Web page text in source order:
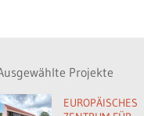
Projekte
EUROPÄISCHES